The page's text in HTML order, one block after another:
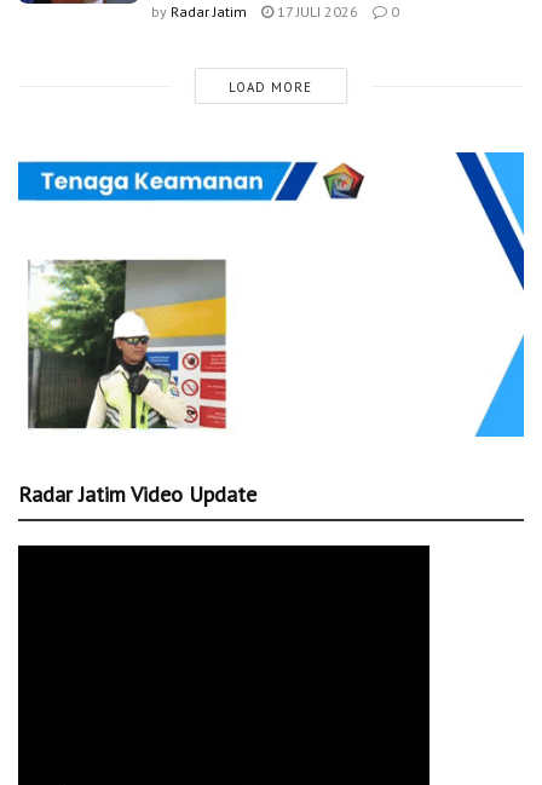
by Radar Jatim 17 JULI 2026 0
LOAD MORE
Radar Jatim Video Update